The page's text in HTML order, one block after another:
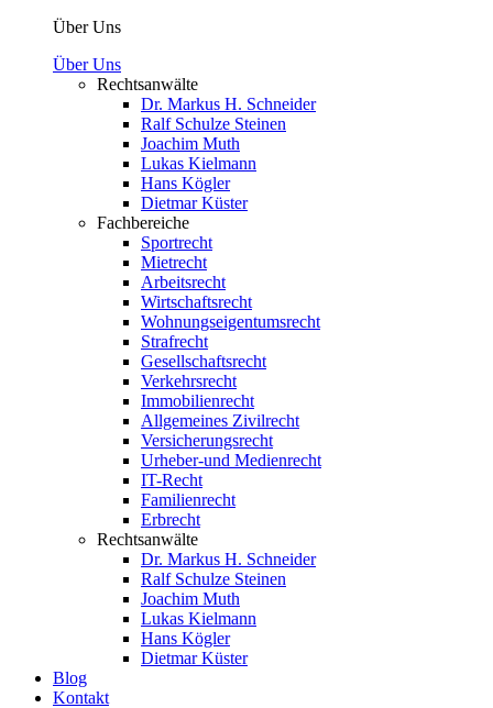
Über Uns
Über Uns
Rechtsanwälte
Dr. Markus H. Schneider
Ralf Schulze Steinen
Joachim Muth
Lukas Kielmann
Hans Kögler
Dietmar Küster
Fachbereiche
Sportrecht
Mietrecht
Arbeitsrecht
Wirtschaftsrecht
Wohnungseigentumsrecht
Strafrecht
Gesellschaftsrecht
Verkehrsrecht
Immobilienrecht
Allgemeines Zivilrecht
Versicherungsrecht
Urheber-und Medienrecht
IT-Recht
Familienrecht
Erbrecht
Rechtsanwälte
Dr. Markus H. Schneider
Ralf Schulze Steinen
Joachim Muth
Lukas Kielmann
Hans Kögler
Dietmar Küster
Blog
Kontakt